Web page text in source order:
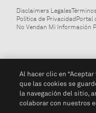
Disclaimers Legales
Política de PrivacidadPortal
No Vendan Mi Información
Al hacer clic en
que las cookies se
la navegación del sitio,
colaborar con nuestros